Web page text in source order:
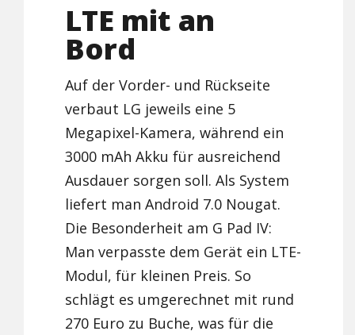
LTE mit an
Bord
Auf der Vorder- und Rückseite
verbaut LG jeweils eine 5
Megapixel-Kamera, während ein
3000 mAh Akku für ausreichend
Ausdauer sorgen soll. Als System
liefert man Android 7.0 Nougat.
Die Besonderheit am G Pad IV:
Man verpasste dem Gerät ein LTE-
Modul, für kleinen Preis. So
schlägt es umgerechnet mit rund
270 Euro zu Buche, was für die